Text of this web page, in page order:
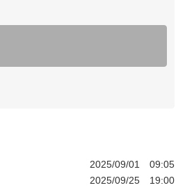
2025/09/01
09:05
2025/09/25
19:00